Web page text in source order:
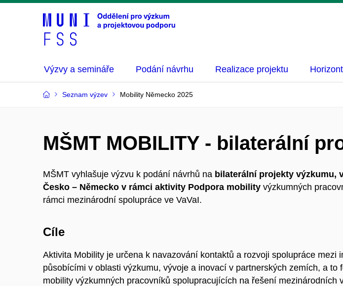
Výzvy a semináře Podání návrhu Realizace projektu
Seznam výzev Mobility Německo 2025
MŠMT MOBILITY - bilaterální
MŠMT vyhlašuje výzvu k podání návrhů na bilaterální projekty výzkumu,
Česko – Německo v rámci aktivity Podpora mobility výzkumných
rámci mezinárodní spolupráce ve VaVaI.
Cíle
Aktivita Mobility je určena k navazování kontaktů a rozvoji spolupráce mezi
působícími v oblasti výzkumu, vývoje a inovací v partnerských zemích, a to
mobility výzkumných pracovníků spolupracujících na řešení mezinárodních